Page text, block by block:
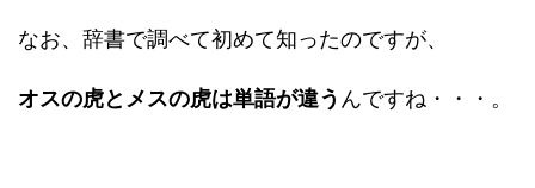
なお、辞書で調べて初めて知ったのですが、
オスの虎とメスの虎は単語が違う んですね・・・。